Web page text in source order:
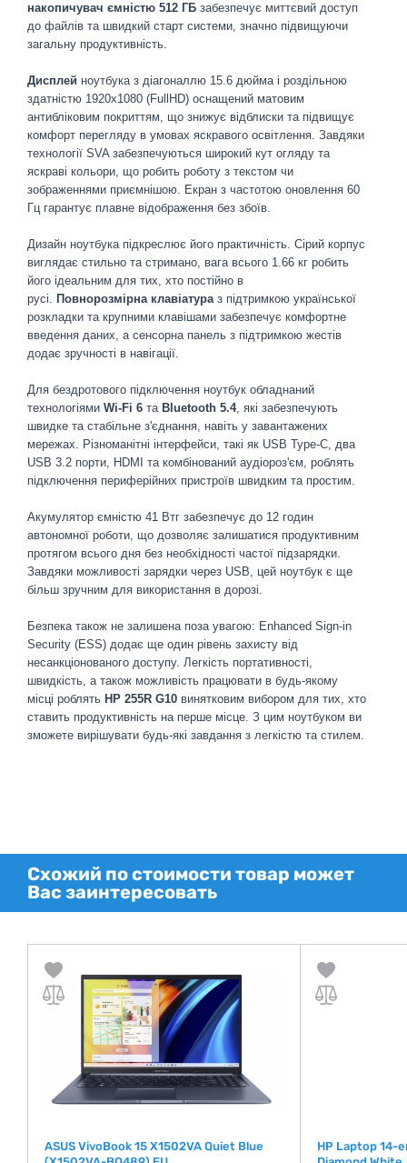
накопичувач ємністю 512 ГБ забезпечує миттєвий доступ
до файлів та швидкий старт системи, значно підвищуючи
загальну продуктивність.
Дисплей ноутбука з діагоналлю 15.6 дюйма і роздільною
здатністю 1920х1080 (FullHD) оснащений матовим
антибліковим покриттям, що знижує відблиски та підвищує
комфорт перегляду в умовах яскравого освітлення. Завдяки
технології SVA забезпечуються широкий кут огляду та
яскраві кольори, що робить роботу з текстом чи
зображеннями приємнішою. Екран з частотою оновлення 60
Гц гарантує плавне відображення без збоїв.
Дизайн ноутбука підкреслює його практичність. Сірий корпус
виглядає стильно та стримано, вага всього 1.66 кг робить
його ідеальним для тих, хто постійно в
русі. Повнорозмірна клавіатураз підтримкою української
розкладки та крупними клавішами забезпечує комфортне
введення даних, а сенсорна панель з підтримкою жестів
додає зручності в навігації.
Для бездротового підключення ноутбук обладнаний
технологіями Wi-Fi 6 та Bluetooth 5.4, які забезпечують
швидке та стабільне з'єднання, навіть у завантажених
мережах. Різноманітні інтерфейси, такі як USB Type-C, два
USB 3.2 порти, HDMI та комбінований аудіороз'єм, роблять
підключення периферійних пристроїв швидким та простим.
Акумулятор ємністю 41 Втг забезпечує до 12 годин
автономної роботи, що дозволяє залишатися продуктивним
протягом всього дня без необхідності частої підзарядки.
Завдяки можливості зарядки через USB, цей ноутбук є ще
більш зручним для використання в дорозі.
Безпека також не залишена поза увагою: Enhanced Sign-in
Security (ESS) додає ще один рівень захисту від
несанкціонованого доступу. Легкість портативності,
швидкість, а також можливість працювати в будь-якому
місці роблять HP 255R G10 винятковим вибором для тих, хто
ставить продуктивність на перше місце. З цим ноутбуком ви
зможете вирішувати будь-які завдання з легкістю та стилем.
Схожий по стоимости товар может
Вас заинтересовать
ASUS VivoBook 15 X1502VA Quiet Blue
HP Laptop 14-